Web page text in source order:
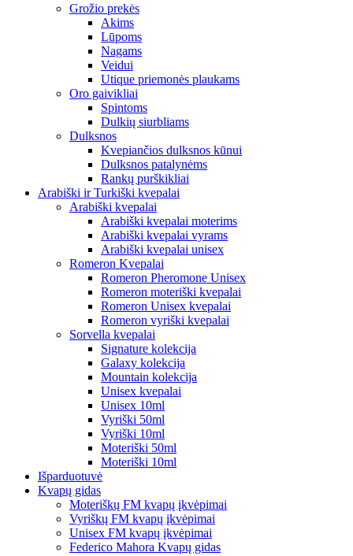
Grožio prekės
Akims
Lūpoms
Nagams
Veidui
Utique priemonės plaukams
Oro gaivikliai
Spintoms
Dulkių siurbliams
Dulksnos
Kvepiančios dulksnos kūnui
Dulksnos patalynėms
Rankų purškikliai
Arabiški ir Turkiški kvepalai
Arabiški kvepalai
Arabiški kvepalai moterims
Arabiški kvepalai vyrams
Arabiški kvepalai unisex
Romeron Kvepalai
Romeron Pheromone Unisex
Romeron moteriški kvepalai
Romeron Unisex kvepalai
Romeron vyriški kvepalai
Sorvella kvepalai
Signature kolekcija
Galaxy kolekcija
Mountain kolekcija
Unisex kvepalai
Unisex 10ml
Vyriški 50ml
Vyriški 10ml
Moteriški 50ml
Moteriški 10ml
Išparduotuvė
Kvapų gidas
Moteriškų FM kvapų įkvėpimai
Vyriškų FM kvapų įkvėpimai
Unisex FM kvapų įkvėpimai
Federico Mahora Kvapų gidas